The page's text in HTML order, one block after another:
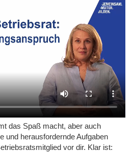
das Spaß macht, aber auch
und herausfordernde Aufgaben
vor dir. Klar ist: